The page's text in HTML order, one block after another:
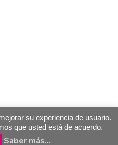
su experiencia de usuario.
que usted está de acuerdo.
Saber más...